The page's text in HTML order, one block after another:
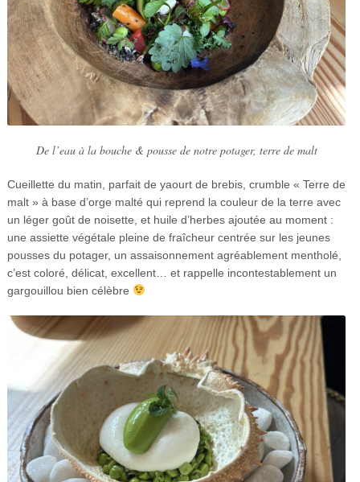
De l’eau à la bouche & pousse de notre potager, terre de malt
Cueillette du matin, parfait de yaourt de brebis, crumble « Terre de
malt » à base d’orge malté qui reprend la couleur de la terre avec
un léger goût de noisette, et huile d’herbes ajoutée au moment :
une assiette végétale pleine de fraîcheur centrée sur les jeunes
pousses du potager, un assaisonnement agréablement mentholé,
c’est coloré, délicat, excellent… et rappelle incontestablement un
gargouillou bien célèbre